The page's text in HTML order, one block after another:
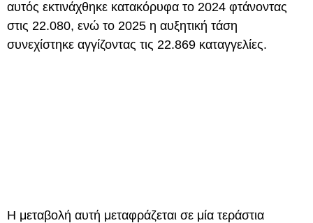
αυτός εκτινάχθηκε κατακόρυφα το 2024 φτάνοντας
στις 22.080, ενώ το 2025 η αυξητική τάση
συνεχίστηκε αγγίζοντας τις 22.869 καταγγελίες.
Η μεταβολή αυτή μεταφράζεται σε μία τεράστια